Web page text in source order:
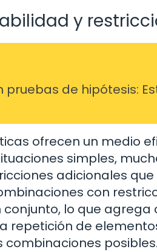
y
de hipótesis:
ofrecen un medio
simples,
adicionales
con
conjunto, lo que
repetición de